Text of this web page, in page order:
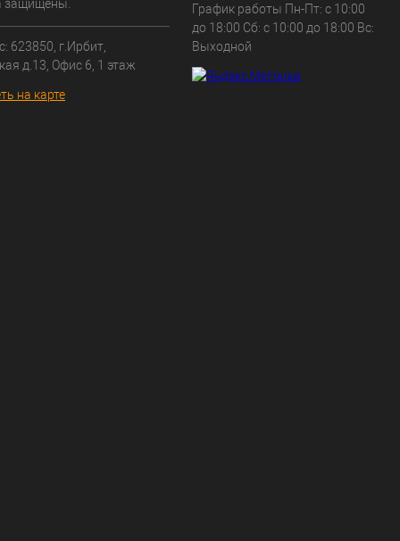
защищены.
623850, г.Ирбит,
д.13, Офис 6, 1 этаж
на карте
График работы Пн-Пт: с 10:00
до 18:00 Сб: с 10:00 до 18:00 Вс:
Выходной